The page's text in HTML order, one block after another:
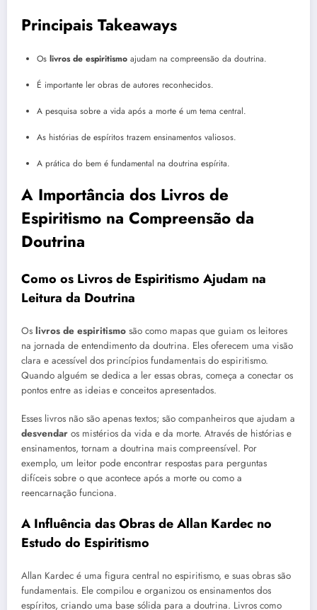
Principais Takeaways
Os livros de espiritismo ajudam na compreensão da doutrina.
É importante ler obras de autores reconhecidos.
A pesquisa sobre a vida após a morte é um tema central.
As histórias de espíritos trazem ensinamentos valiosos.
A prática do bem é fundamental na doutrina espírita.
A Importância dos Livros de
Espiritismo na Compreensão da
Doutrina
Como os Livros de Espiritismo Ajudam na
Leitura da Doutrina
Os livros de espiritismo são como mapas que guiam os leitores
na jornada de entendimento da doutrina. Eles oferecem uma visão
clara e acessível dos princípios fundamentais do espiritismo.
Quando alguém se dedica a ler essas obras, começa a conectar os
pontos entre as ideias e conceitos apresentados.
Esses livros não são apenas textos; são companheiros que ajudam a
desvendar os mistérios da vida e da morte. Através de histórias e
ensinamentos, tornam a doutrina mais compreensível. Por
exemplo, um leitor pode encontrar respostas para perguntas
difíceis sobre o que acontece após a morte ou como a
reencarnação funciona.
A Influência das Obras de Allan Kardec no
Estudo do Espiritismo
Allan Kardec é uma figura central no espiritismo, e suas obras são
fundamentais. Ele compilou e organizou os ensinamentos dos
espíritos, criando uma base sólida para a doutrina. Livros como